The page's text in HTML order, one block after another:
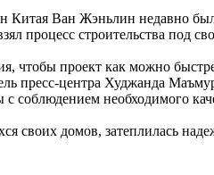
Китая Ван Жэньлин недавно
процесс строительства под
чтобы проект как можно
пресс-центра Худжанда
соблюдением необходимого
своих домов, затеплилась